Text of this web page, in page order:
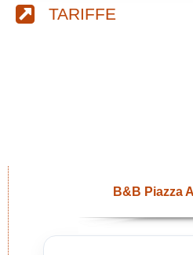
TARIFFE
B&B Piazza